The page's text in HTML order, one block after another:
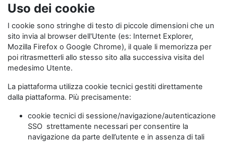
Uso dei cookie
I cookie sono stringhe di testo di piccole dimensioni che un
sito invia al browser dell'Utente (es: Internet Explorer,
Mozilla Firefox o Google Chrome), il quale li memorizza per
poi ritrasmetterli allo stesso sito alla successiva visita del
medesimo Utente.
La piattaforma utilizza cookie tecnici gestiti direttamente
dalla piattaforma. Più precisamente:
cookie tecnici di sessione/navigazione/autenticazione
SSO strettamente necessari per consentire la
navigazione da parte dell’utente e in assenza di tali